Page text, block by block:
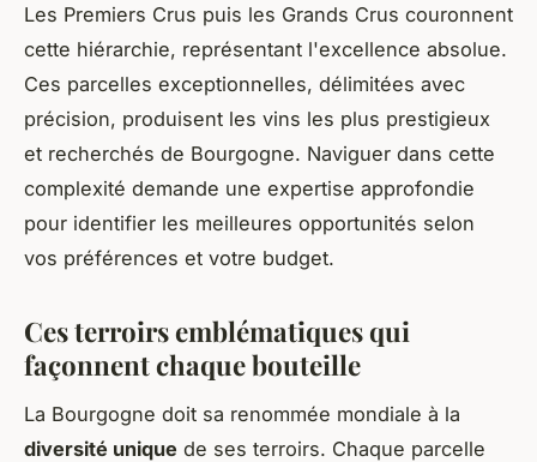
Les Premiers Crus puis les Grands Crus couronnent
cette hiérarchie, représentant l'excellence absolue.
Ces parcelles exceptionnelles, délimitées avec
précision, produisent les vins les plus prestigieux
et recherchés de Bourgogne. Naviguer dans cette
complexité demande une expertise approfondie
pour identifier les meilleures opportunités selon
vos préférences et votre budget.
Ces terroirs emblématiques qui
façonnent chaque bouteille
La Bourgogne doit sa renommée mondiale à la
diversité unique de ses terroirs. Chaque parcelle